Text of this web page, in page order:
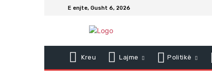
E enjte, Gusht 6, 2026
Kreu Lajme Politikë